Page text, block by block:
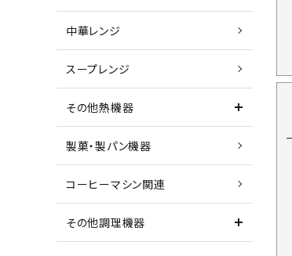
中華レンジ
スープレンジ
その他熱機器
製菓・製パン機器
コーヒーマシン関連
その他調理機器